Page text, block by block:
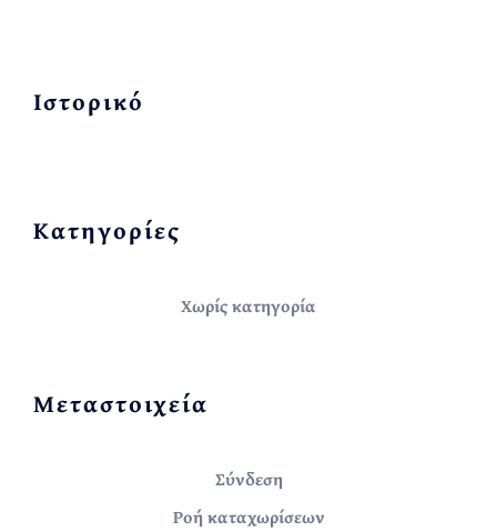
Ιστορικό
Kατηγορίες
Χωρίς κατηγορία
Μεταστοιχεία
Σύνδεση
Ροή καταχωρίσεων